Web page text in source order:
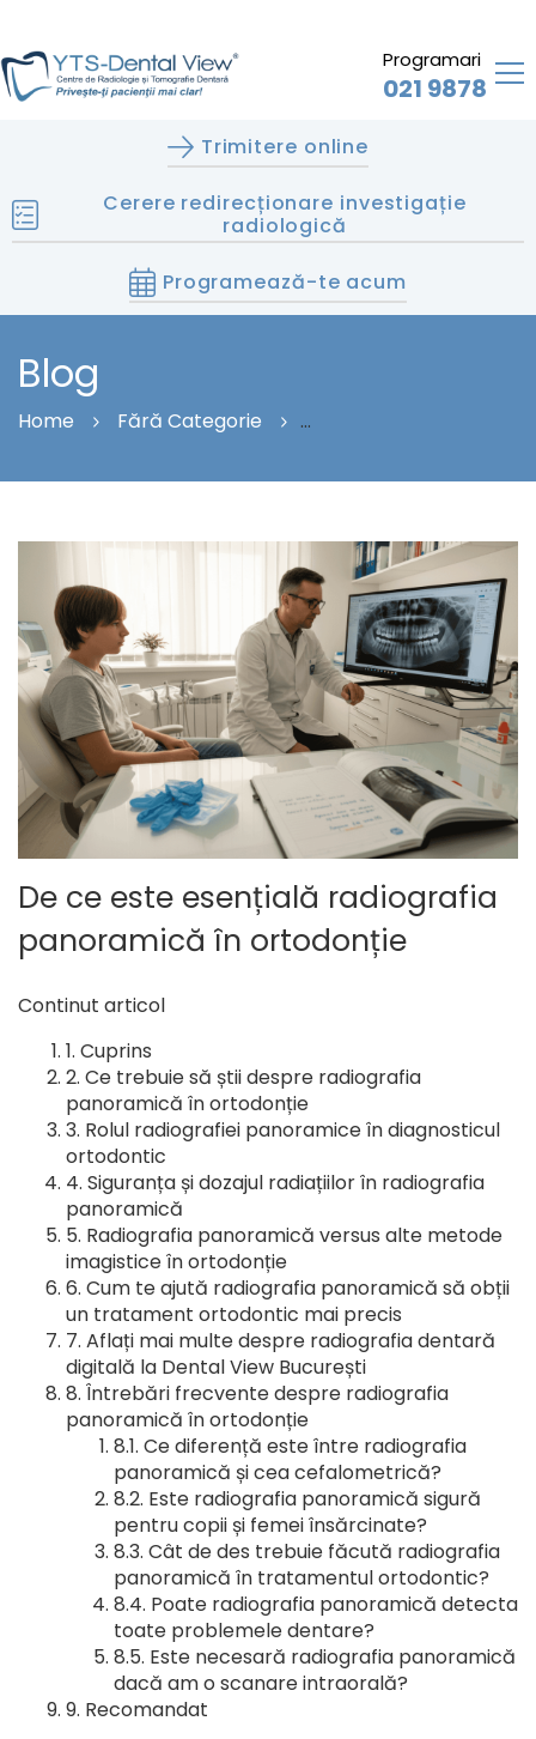
Programari
021 9878
Trimitere online
Cerere redirecționare investigație
radiologică
Programează-te acum
Blog
Home
Fără Categorie
Ortodonție
De ce este esențială radiografia
panoramică în ortodonție
Continut articol
Cuprins
Ce trebuie să știi despre radiografia
panoramică în ortodonție
Rolul radiografiei panoramice în diagnosticul
ortodontic
Siguranța și dozajul radiațiilor în radiografia
panoramică
Radiografia panoramică versus alte metode
imagistice în ortodonție
Cum te ajută radiografia panoramică să obții
un tratament ortodontic mai precis
Aflați mai multe despre radiografia dentară
digitală la Dental View București
Întrebări frecvente despre radiografia
panoramică în ortodonție
Ce diferență este între radiografia
panoramică și cea cefalometrică?
Este radiografia panoramică sigură
pentru copii și femei însărcinate?
Cât de des trebuie făcută radiografia
panoramică în tratamentul ortodontic?
Poate radiografia panoramică detecta
toate problemele dentare?
Este necesară radiografia panoramică
dacă am o scanare intraorală?
Recomandat